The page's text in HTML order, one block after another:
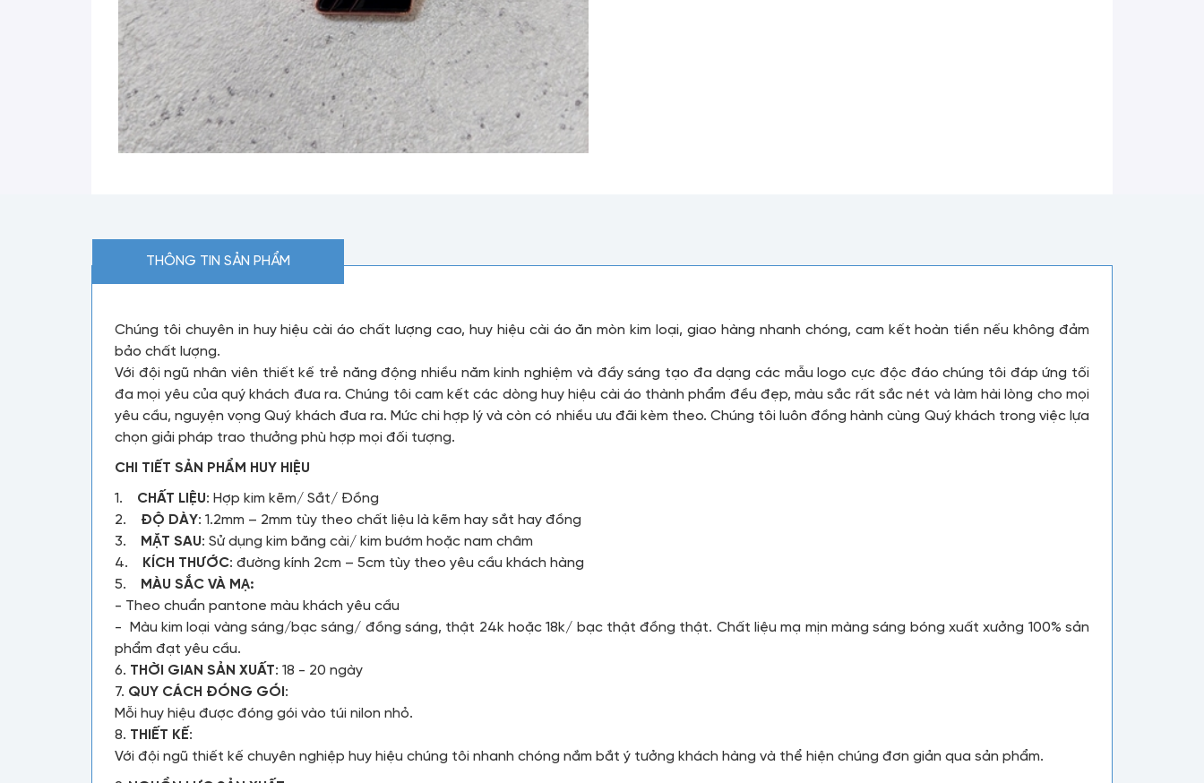
THÔNG TIN SẢN PHẨM
Chúng tôi chuyên in huy hiệu cài áo chất lượng cao, huy hiệu cài áo ăn mòn kim loại, giao hàng nhanh chóng, cam kết hoàn tiền nếu không đảm
bảo chất lượng.
Với đội ngũ nhân viên thiết kế trẻ năng động nhiều năm kinh nghiệm và đầy sáng tạo đa dạng các mẫu logo cực độc đáo chúng tôi đáp ứng tối
đa mọi yêu của quý khách đưa ra. Chúng tôi cam kết các dòng huy hiệu cài áo thành phẩm đều đẹp, màu sắc rất sắc nét và làm hài lòng cho mọi
yêu cầu, nguyện vọng Quý khách đưa ra. Mức chi hợp lý và còn có nhiều ưu đãi kèm theo. Chúng tôi luôn đồng hành cùng Quý khách trong việc lựa
chọn giải pháp trao thưởng phù hợp mọi đối tượng.
CHI TIẾT SẢN PHẨM HUY HIỆU
1. CHẤT LIỆU: Hợp kim kẽm/ Sắt/ Đồng
2.
ĐỘ DÀY: 1.2mm – 2mm tùy theo chất liệu là kẽm hay sắt hay đồng
3.
MẶT SAU: Sử dụng kim băng cài/ kim bướm hoặc nam châm
4.
KÍCH THƯỚC: đường kính 2cm – 5cm tùy theo yêu cầu khách hàng
5.
MÀU SẮC VÀ MẠ:
- Theo chuẩn pantone màu khách yêu cầu
- Màu kim loại vàng sáng/bạc sáng/ đồng sáng, thật 24k hoặc 18k/ bạc thật đồng thật. Chất liệu mạ mịn màng sáng bóng xuất xưởng 100% sản
phẩm đạt yêu cầu.
6. THỜI GIAN SẢN XUẤT: 18 - 20 ngày
7. QUY CÁCH ĐÓNG GÓI :
Mỗi huy hiệu được đóng gói vào túi nilon nhỏ.
8. THIẾT KẾ:
Với đội ngũ thiết kế chuyên nghiệp huy hiệu chúng tôi nhanh chóng nắm bắt ý tưởng khách hàng và thể hiện chúng đơn giản qua sản phẩm.